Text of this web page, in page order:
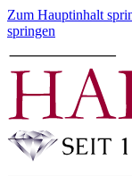
Zum Hauptinhalt
springen